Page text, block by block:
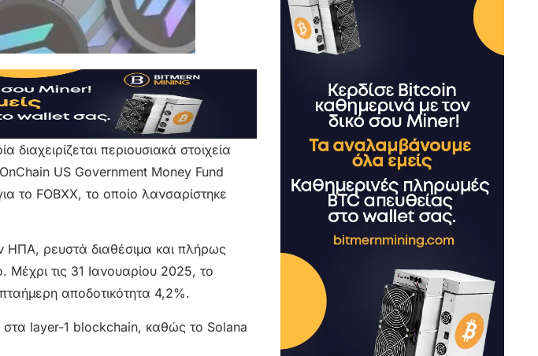
περιουσιακά στοιχεία
US Government Money Fund
το FOBXX, το οποίο λανσαρίστηκε
ΗΠΑ, ρευστά διαθέσιμα και πλήρως
τις 31 Ιανουαρίου 2025, το
αποδοτικότητα 4,2%.
στα layer-1 blockchain, καθώς το Solana